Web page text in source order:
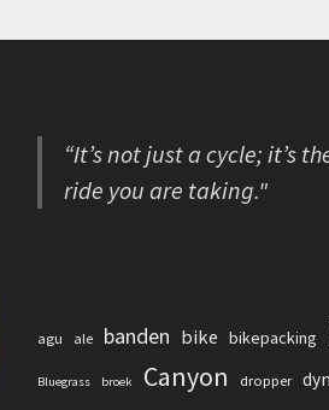
“It’s not just a cycle; it’s
ride you are taking."
agu ale banden bike bikepacking
Bluegrass broek Canyon dropper